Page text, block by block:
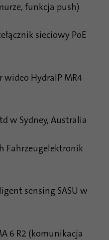
funkcja push)
sieciowy PoE
HydraIP MR4
w Sydney, Australia
Fahrzeugelektronik
sensing SASU w
6 R2 (komunikacja